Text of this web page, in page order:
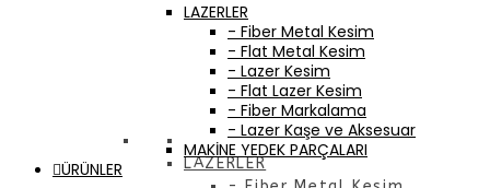
LAZERLER
LAZERLER
- Fiber Metal Kesim
- Flat Metal Kesim
- Lazer Kesim
- Flat Lazer Kesim
- Fiber Markalama
- Lazer Kaşe ve Aksesuar
MAKİNE YEDEK PARÇALARI
ÜRÜNLER